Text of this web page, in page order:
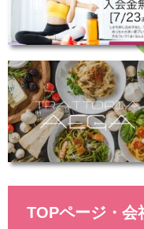
TOPページ・会